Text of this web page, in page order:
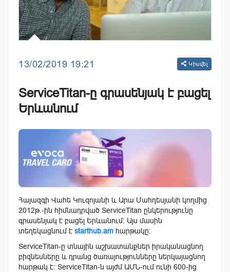
13/02/2019 19:21 Կիսվել
ServiceTitan-ը գրասենյակ է բացել
Երևանում
Հայազգի Վահե Կուզոյանի և Արա Մահդեսյանի կողմից
2012թ.-ին հիմնադրված ServiceTitan ընկերությունը
գրասենյակ է բացել Երևանում։ Այս մասին
տեղեկացնում է starthub.am հարթակը։
ServiceTitan-ը տնային աշխատանքներ իրականացնող
բիզնեսները և դրանց ծառայությունները ներկայացնող
հարթակ է։ ServiceTitan-ն այժմ ԱՄՆ-ում ունի 600-ից